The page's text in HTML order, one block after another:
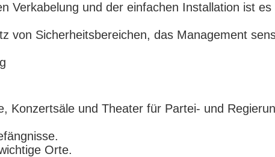
Verkabelung und der einfachen Installation ist es
von Sicherheitsbereichen, das Management
Konzertsäle und Theater für Partei- und
Orte.